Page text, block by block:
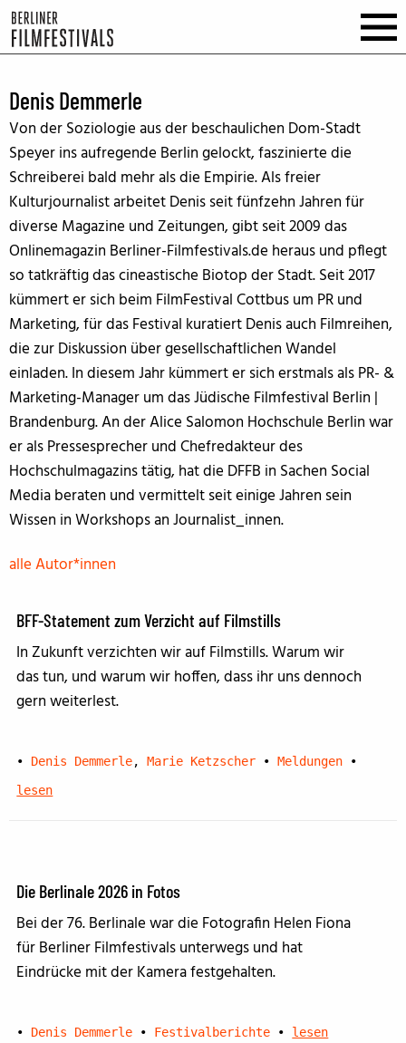
Denis Demmerle
Von der Soziologie aus der beschaulichen Dom-Stadt
Speyer ins aufregende Berlin gelockt, faszinierte die
Schreiberei bald mehr als die Empirie. Als freier
Kulturjournalist arbeitet Denis seit fünfzehn Jahren für
diverse Magazine und Zeitungen, gibt seit 2009 das
Onlinemagazin Berliner-Filmfestivals.de heraus und pflegt
so tatkräftig das cineastische Biotop der Stadt. Seit 2017
kümmert er sich beim FilmFestival Cottbus um PR und
Marketing, für das Festival kuratiert Denis auch Filmreihen,
die zur Diskussion über gesellschaftlichen Wandel
einladen. In diesem Jahr kümmert er sich erstmals als PR- &
Marketing-Manager um das Jüdische Filmfestival Berlin |
Brandenburg. An der Alice Salomon Hochschule Berlin war
er als Pressesprecher und Chefredakteur des
Hochschulmagazins tätig, hat die DFFB in Sachen Social
Media beraten und vermittelt seit einige Jahren sein
Wissen in Workshops an Journalist_innen.
alle Autor*innen
BFF-Statement zum Verzicht auf Filmstills
In Zukunft verzichten wir auf Filmstills. Warum wir
das tun, und warum wir hoffen, dass ihr uns dennoch
gern weiterlest.
• Denis Demmerle,Marie Ketzscher • Meldungen
•
lesen
Die Berlinale 2026 in Fotos
Bei der 76. Berlinale war die Fotografin Helen Fiona
für Berliner Filmfestivals unterwegs und hat
Eindrücke mit der Kamera festgehalten.
• Denis Demmerle • Festivalberichte • lesen